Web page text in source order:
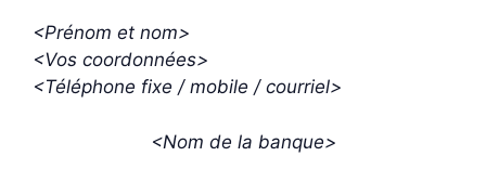
<Prénom et nom>
<Vos coordonnées>
<Téléphone fixe / mobile / courriel>
<Nom de la banque>